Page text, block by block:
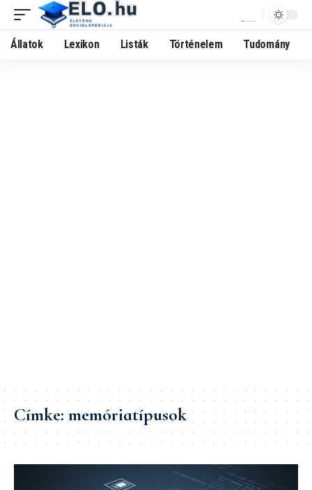
Állatok Lexikon Listák Történelem Tudomány
Címke:memóriatípusok